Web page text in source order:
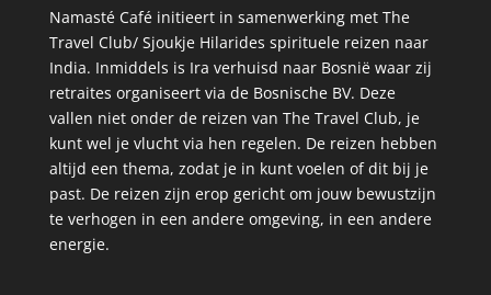
Namasté Café initieert in samenwerking met The
Travel Club/ Sjoukje Hilarides spirituele reizen naar
India. Inmiddels is Ira verhuisd naar Bosnië waar zij
retraites organiseert via de Bosnische BV. Deze
vallen niet onder de reizen van The Travel Club, je
kunt wel je vlucht via hen regelen. De reizen hebben
altijd een thema, zodat je in kunt voelen of dit bij je
past. De reizen zijn erop gericht om jouw bewustzijn
te verhogen in een andere omgeving, in een andere
energie.